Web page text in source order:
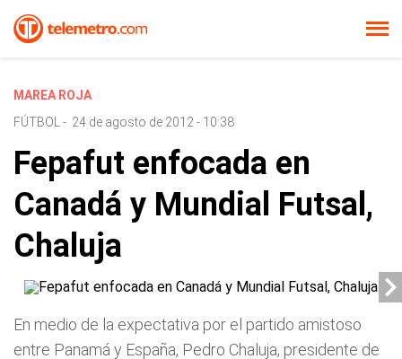
MAREA ROJA
FÚTBOL
- 24 de agosto de 2012 - 10:38
Fepafut enfocada en
Canadá y Mundial Futsal,
Chaluja
En medio de la expectativa por el partido amistoso
entre Panamá y España, Pedro Chaluja, presidente de